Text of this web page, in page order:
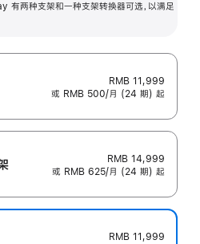
两种支架和一种支架转换器可选，以满足
RMB 11,999
或 RMB 500/月 (24 期) 起
RMB 14,999
或 RMB 625/月 (24 期) 起
RMB 11,999